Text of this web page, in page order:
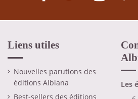
Liens utiles
Nouvelles parutions des
éditions Albiana
Best-sellers des éditions
Les